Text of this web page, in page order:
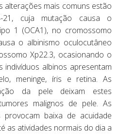
alterações mais comuns estão
21, cuja mutação causa o
1 (OCA1), no cromossomo
o albinismo oculocutâneo
Xp22.3, ocasionando o
indivíduos albinos apresentam
meninge, íris e retina. As
da pele deixam estes
malignos de pele. As
provocam baixa de acuidade
as atividades normais do dia a